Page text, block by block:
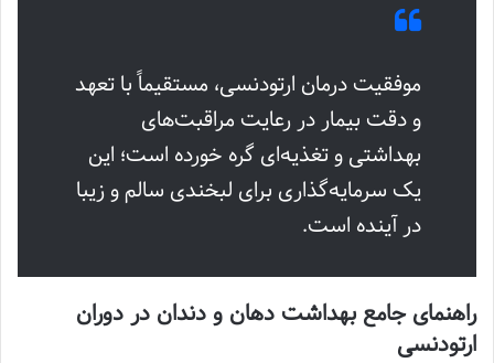
موفقیت درمان ارتودنسی، مستقیماً با تعهد
و دقت بیمار در رعایت مراقبت‌های
بهداشتی و تغذیه‌ای گره خورده است؛ این
یک سرمایه‌گذاری برای لبخندی سالم و زیبا
در آینده است.
راهنمای جامع بهداشت دهان و دندان در دوران
ارتودنسی